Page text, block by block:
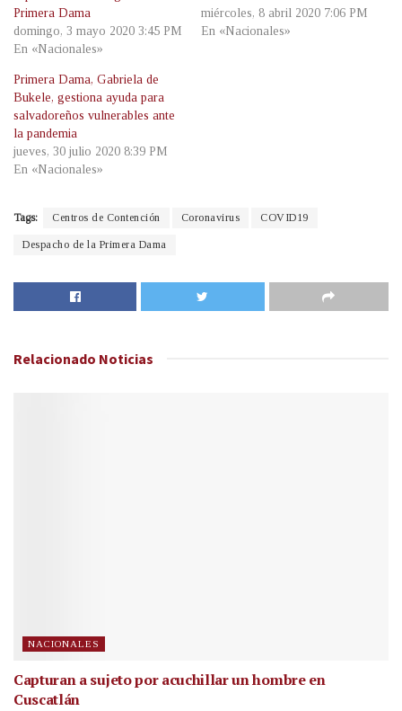
Primera Dama
domingo, 3 mayo 2020 3:45 PM
En «Nacionales»
miércoles, 8 abril 2020 7:06 PM
En «Nacionales»
Primera Dama, Gabriela de
Bukele, gestiona ayuda para
salvadoreños vulnerables ante
la pandemia
jueves, 30 julio 2020 8:39 PM
En «Nacionales»
Tags: Centros de Contención Coronavirus COVID19
Despacho de la Primera Dama
Relacionado Noticias
NACIONALES
Capturan a sujeto por acuchillar un hombre en
Cuscatlán